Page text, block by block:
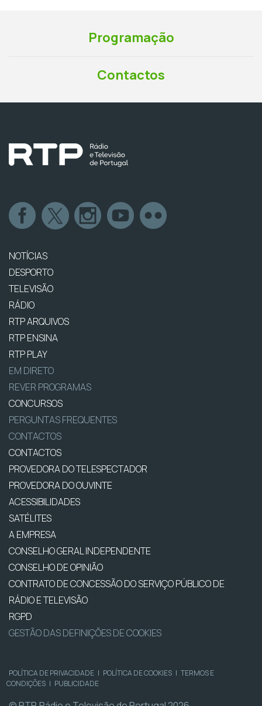
Programação
Contactos
NOTÍCIAS
DESPORTO
TELEVISÃO
RÁDIO
RTP ARQUIVOS
RTP ENSINA
RTP PLAY
EM DIRETO
REVER PROGRAMAS
CONCURSOS
PERGUNTAS FREQUENTES
CONTACTOS
CONTACTOS
PROVEDORA DO TELESPECTADOR
PROVEDORA DO OUVINTE
ACESSIBILIDADES
SATÉLITES
A EMPRESA
CONSELHO GERAL INDEPENDENTE
CONSELHO DE OPINIÃO
CONTRATO DE CONCESSÃO DO SERVIÇO PÚBLICO DE
RÁDIO E TELEVISÃO
RGPD
GESTÃO DAS DEFINIÇÕES DE COOKIES
POLÍTICA DE PRIVACIDADE | POLÍTICA DE COOKIES | TERMOS E
CONDIÇÕES | PUBLICIDADE